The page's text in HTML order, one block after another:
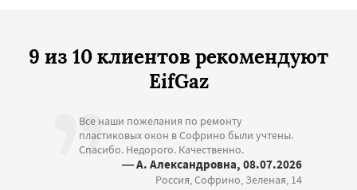
9 из 10 клиентов рекомендуют
EifGaz
Все наши пожелания по ремонту
пластиковых окон в Софрино были учтены.
Спасибо. Недорого. Качественно.
— А. Александровна, 08.07.2026
Россия, Софрино, Зеленая, 14